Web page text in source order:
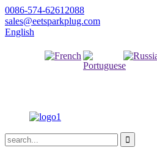
0086-574-62612088
sales@eetsparkplug.com
English